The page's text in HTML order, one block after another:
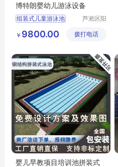
博特朗婴幼儿游泳设备
组装式儿童游泳池
博特朗婴幼儿游泳设备
芦淞区阳
童游泳馆
￥ 9800.00 拨打电话
婴儿早教项目培训池拼装式